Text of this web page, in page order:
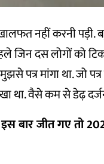
नहीं करनी पड़ी.
जिन दस लोगों को
मुझसे पत्र मांगा था.
था. वैसे कम से डेढ़
बार जीत गए तो 20